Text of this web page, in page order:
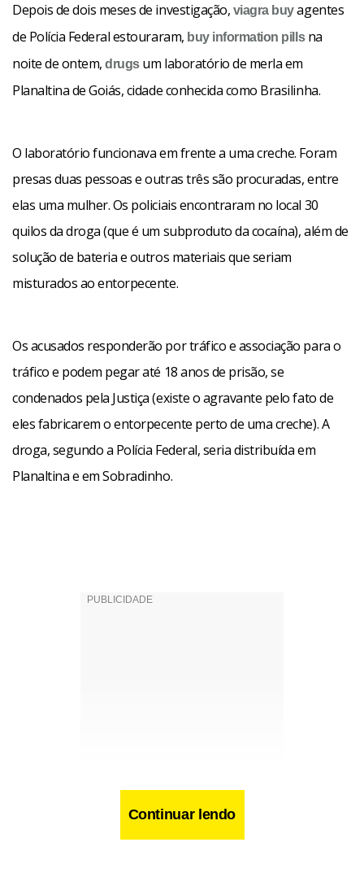
Depois de dois meses de investigação, viagra buyagentes
de Polícia Federal estouraram, buy information pillsna
noite de ontem,drugsum laboratório de merla em
Planaltina de Goiás, cidade conhecida como Brasilinha.
O laboratório funcionava em frente a uma creche. Foram
presas duas pessoas e outras três são procuradas, entre
elas uma mulher. Os policiais encontraram no local 30
quilos da droga (que é um subproduto da cocaína), além de
solução de bateria e outros materiais que seriam
misturados ao entorpecente.
Os acusados responderão por tráfico e associação para o
tráfico e podem pegar até 18 anos de prisão, se
condenados pela Justiça (existe o agravante pelo fato de
eles fabricarem o entorpecente perto de uma creche). A
droga, segundo a Polícia Federal, seria distribuída em
Planaltina e em Sobradinho.
Continuar lendo